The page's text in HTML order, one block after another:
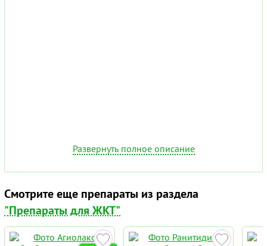
Развернуть полное описание
Смотрите еще препараты из раздела
"Препараты для ЖКТ"